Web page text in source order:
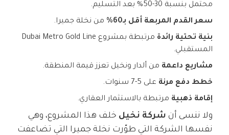
محتمل بنسبة 30-50% بعد التسليم.
سعر القدم المربعة أقل بـ60%
من نخلة جميرا.
بنية تحتية رائدة
مرتبطة بمشروع Dubai Metro Gold Line
المستقبلي.
مشاريع داعمة من ألدار ونخيل تعزز قيمة المنطقة.
خطط دفع مرنة على 5-7 سنوات.
إقامة ذهبية مرتبطة بالاستثمار العقاري.
ولا ننسى أن شركة نخيل خلف هذا المشروع، وهي
نفسها الشركة التي طوّرت نخلة جميرا التي تضاعفت